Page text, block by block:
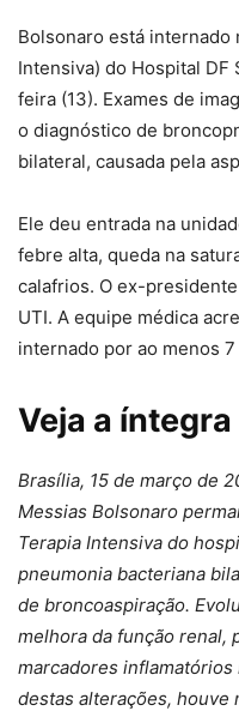
Bolsonaro está internado
Intensiva) do Hospital DF
feira (13). Exames de
o diagnóstico de
bilateral, causada pela
Ele deu entrada na
febre alta, queda na
calafrios. O ex-
UTI. A equipe médica
internado por ao menos 7
Veja a
Brasília, 15 de março de
Messias Bolsonaro
Terapia Intensiva do
pneumonia bacteriana
de broncoaspiração.
melhora da função renal,
marcadores
destas alterações, houve